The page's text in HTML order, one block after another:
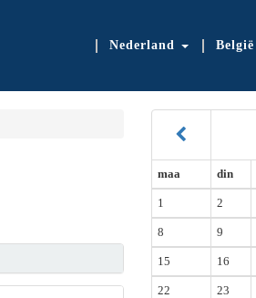
Nederland België
maa din
1 2
8 9
15 16
22 23